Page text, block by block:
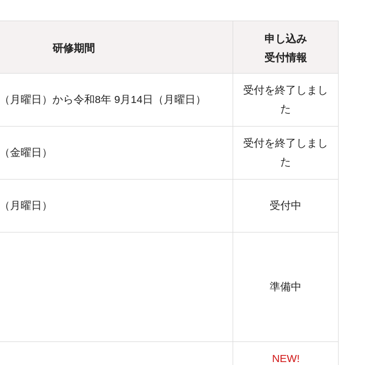
研修期間
申し込み
受付情報
月曜日）から令和8年 9月14日（月曜日）
受付を終了しまし
た
金曜日）
受付を終了しまし
た
月曜日） 受付中
準備中
NEW!